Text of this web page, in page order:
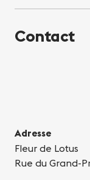
Contact
Adresse
Fleur de Lotus
Rue du Grand-